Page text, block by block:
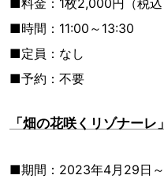
■料金：1枚2,000円（税込
■時間：11:00～13:30
■定員：なし
■予約：不要
「畑の花咲くリゾナーレ
■期間：2023年4月29日